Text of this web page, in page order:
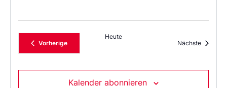
VorherigeVeranstaltungen
Heute
Nächste
Kalender abonnieren